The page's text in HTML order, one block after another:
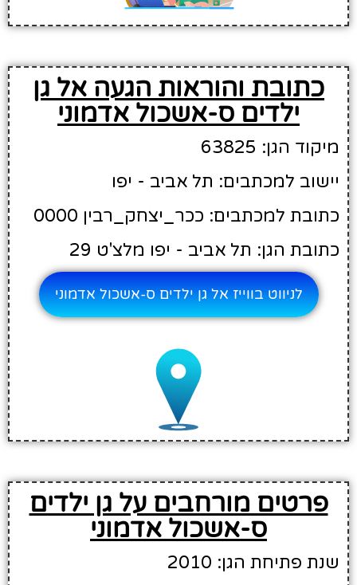
כתובת והוראות הגעה אל גן
ילדים ס-אשכול אדמוני
מיקוד הגן: 63825
יישוב למכתבים: תל אביב - יפו
כתובת למכתבים: ככר_יצחק_רבין 0000
כתובת הגן: תל אביב - יפו מלצ'ט 29
לניווט בווייז אל גן ילדים ס-אשכול אדמוני
פרטים מורחבים על גן ילדים
ס-אשכול אדמוני
שנת פתיחת הגן: 2010